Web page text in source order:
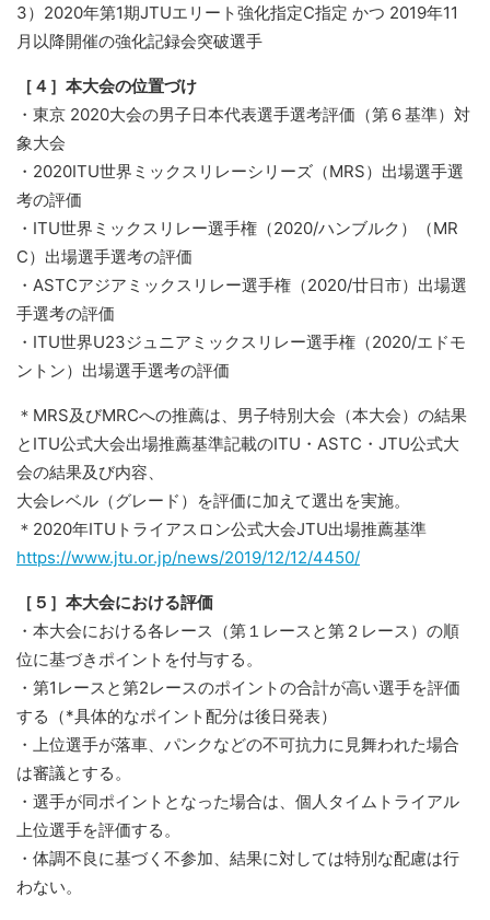
3）2020年第1期JTUエリート強化指定C指定 かつ 2019年11
月以降開催の強化記録会突破選手
［４］本大会の位置づけ
・東京 2020大会の男子日本代表選手選考評価（第６基準）対
象大会
・2020ITU世界ミックスリレーシリーズ（MRS）出場選手選
考の評価
・ITU世界ミックスリレー選手権（2020/ハンブルク）（MR
C）出場選手選考の評価
・ASTCアジアミックスリレー選手権（2020/廿日市）出場選
手選考の評価
・ITU世界U23ジュニアミックスリレー選手権（2020/エドモ
ントン）出場選手選考の評価
＊MRS及びMRCへの推薦は、男子特別大会（本大会）の結果
とITU公式大会出場推薦基準記載のITU・ASTC・JTU公式大
会の結果及び内容、
大会レベル（グレード）を評価に加えて選出を実施。
＊2020年ITUトライアスロン公式大会JTU出場推薦基準
https://www.jtu.or.jp/news/2019/12/12/4450/
［５］本大会における評価
・本大会における各レース（第１レースと第２レース）の順
位に基づきポイントを付与する。
・第1レースと第2レースのポイントの合計が高い選手を評価
する（*具体的なポイント配分は後日発表）
・上位選手が落車、パンクなどの不可抗力に見舞われた場合
は審議とする。
・選手が同ポイントとなった場合は、個人タイムトライアル
上位選手を評価する。
・体調不良に基づく不参加、結果に対しては特別な配慮は行
わない。